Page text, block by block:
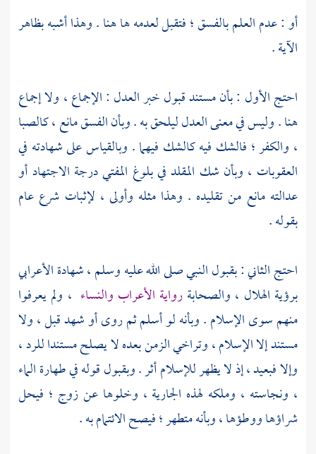
أو : عدم العلم بالفسق ؛ فتقبل لعدمه ها هنا . وهذا أشبه بظاهر
الآية .
احتج الأول : بأن مستند قبول خبر العدل : الإجماع ، ولا إجماع
هنا . وليس في معنى العدل ليلحق به . وبأن الفسق مانع ، كالصبا
، والكفر ؛ فالشك فيه كالشك فيهما . وبالقياس على شهادته في
العقوبات ، وبأن شك المقلد في بلوغ المفتي درجة الاجتهاد أو
عدالته مانع من تقليده . وهذا مثله وأولى ، لإثبات شرع عام
بقوله .
احتج الثاني : بقبول النبي صلى الله عليه وسلم ، شهادة الأعرابي
برؤية الهلال ، والصحابةرواية الأعراب والنساء ، ولم يعرفوا
منهم سوى الإسلام . وبأنه لو أسلم ثم روى أو شهد قبل ، ولا
مستند إلا الإسلام ، وتراخي الزمن بعده لا يصلح مستندا للرد ،
وإلا فبعيد ، إذ لا يظهر للإسلام أثر . وبقبول قوله في طهارة الماء
، ونجاسته ، وملكه لهذه الجارية ، وخلوها عن زوج ؛ فيحل
شراؤها ووطؤها ، وبأنه متطهر ؛ فيصح الائتمام به .